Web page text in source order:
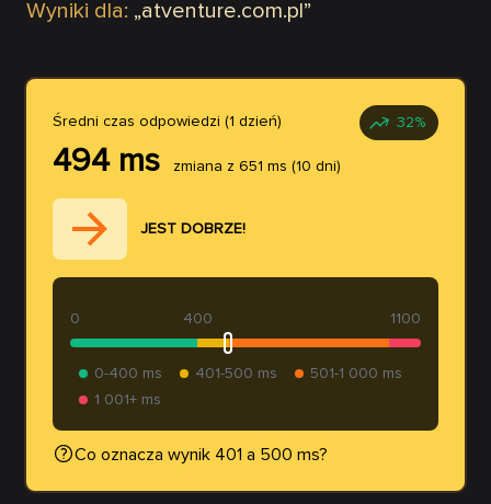
Wyniki dla: „atventure.com.pl ”
Średni czas odpowiedzi (1 dzień) 32%
494ms zmiana z 651 ms (10 dni)
JEST DOBRZE!
400
0 1100
0-400 ms 401-500 ms
501-1 000 ms
1 001+ ms
Co oznacza wynik 401 a 500 ms?